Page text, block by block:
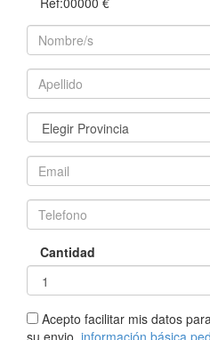
Cantidad
Acepto facilitar mis datos
su envio. información básica